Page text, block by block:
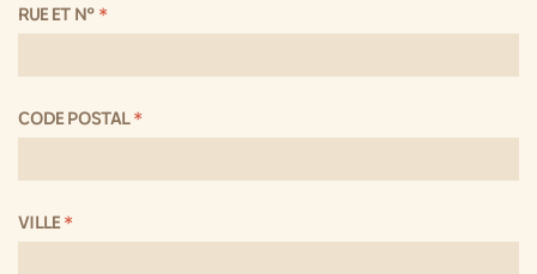
RUE ET N° *
CODE POSTAL*
VILLE*